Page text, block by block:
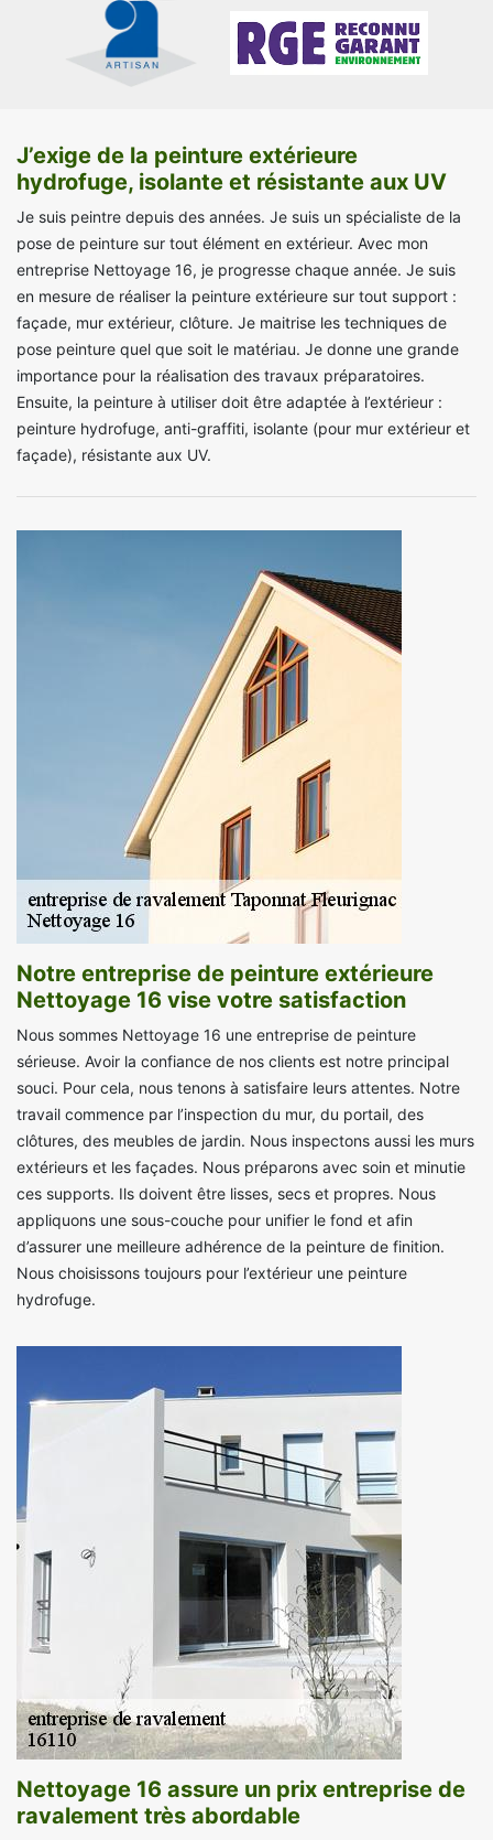
J’exige de la peinture extérieure
hydrofuge, isolante et résistante aux UV
Je suis peintre depuis des années. Je suis un spécialiste de la
pose de peinture sur tout élément en extérieur. Avec mon
entreprise Nettoyage 16, je progresse chaque année. Je suis
en mesure de réaliser la peinture extérieure sur tout support :
façade, mur extérieur, clôture. Je maitrise les techniques de
pose peinture quel que soit le matériau. Je donne une grande
importance pour la réalisation des travaux préparatoires.
Ensuite, la peinture à utiliser doit être adaptée à l’extérieur :
peinture hydrofuge, anti-graffiti, isolante (pour mur extérieur et
façade), résistante aux UV.
Notre entreprise de peinture extérieure
Nettoyage 16 vise votre satisfaction
Nous sommes Nettoyage 16 une entreprise de peinture
sérieuse. Avoir la confiance de nos clients est notre principal
souci. Pour cela, nous tenons à satisfaire leurs attentes. Notre
travail commence par l’inspection du mur, du portail, des
clôtures, des meubles de jardin. Nous inspectons aussi les murs
extérieurs et les façades. Nous préparons avec soin et minutie
ces supports. Ils doivent être lisses, secs et propres. Nous
appliquons une sous-couche pour unifier le fond et afin
d’assurer une meilleure adhérence de la peinture de finition.
Nous choisissons toujours pour l’extérieur une peinture
hydrofuge.
Nettoyage 16 assure un prix entreprise de
ravalement très abordable